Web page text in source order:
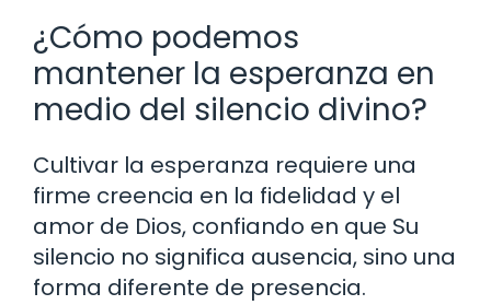
¿Cómo podemos
mantener la esperanza en
medio del silencio divino?
Cultivar la esperanza requiere una
firme creencia en la fidelidad y el
amor de Dios, confiando en que Su
silencio no significa ausencia, sino una
forma diferente de presencia.